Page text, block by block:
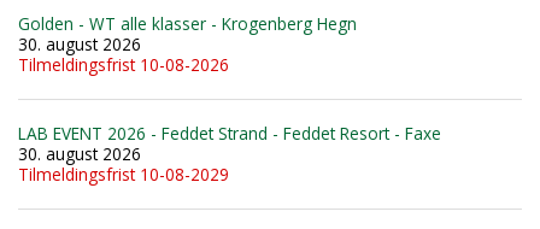
Golden - WT alle klasser - Krogenberg Hegn
30. august 2026
Tilmeldingsfrist 10-08-2026
LAB EVENT 2026 - Feddet Strand - Feddet Resort - Faxe
30. august 2026
Tilmeldingsfrist 10-08-2029